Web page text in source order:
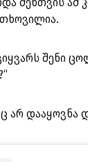
შენი
არ